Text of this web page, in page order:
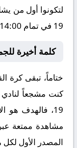
19 في تمام 14:00.
كلمة أخيرة
ختاماً، تبقى كرة
19، فالهدف هو
مشاهدة ممتعة
المصدر الأول لكل